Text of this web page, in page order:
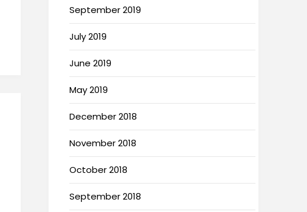
September 2019
July 2019
June 2019
May 2019
December 2018
November 2018
October 2018
September 2018